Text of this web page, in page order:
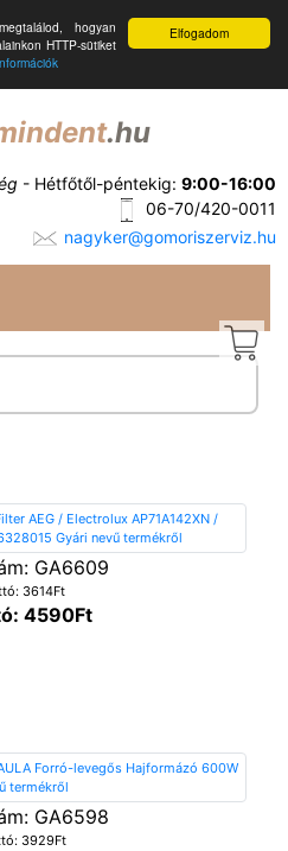
Elfogadom
hogyan
HTTP-sütiket
.hu
- Hétfőtől-péntekig: 9:00-16:00
06-70/420-0011
nagyker@gomoriszerviz.hu
GA6609
3614Ft
4590Ft
GA6598
3929Ft